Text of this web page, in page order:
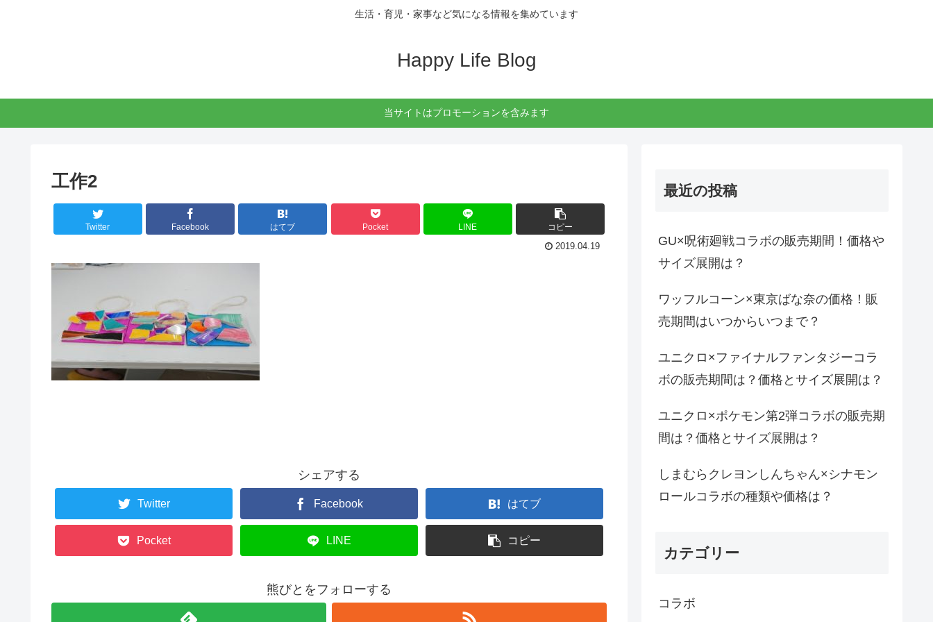
生活・育児・家事など気になる情報を集めています
Happy Life Blog
当サイトはプロモーションを含みます
工作2
Twitter Facebook はてブ Pocket LINE コピー
2019.04.19
シェアする
Twitter Facebook はてブ
Pocket LINE コピー
熊びとをフォローする
最近の投稿
GU×呪術廻戦コラボの販売期間！価格や
サイズ展開は？
ワッフルコーン×東京ばな奈の価格！販
売期間はいつからいつまで？
ユニクロ×ファイナルファンタジーコラ
ボの販売期間は？価格とサイズ展開は？
ユニクロ×ポケモン第2弾コラボの販売期
間は？価格とサイズ展開は？
しまむらクレヨンしんちゃん×シナモン
ロールコラボの種類や価格は？
カテゴリー
コラボ